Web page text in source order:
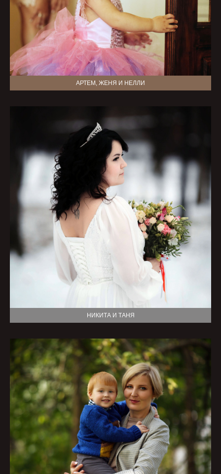
АРТЕМ, ЖЕНЯ И НЕЛЛИ
НИКИТА И ТАНЯ